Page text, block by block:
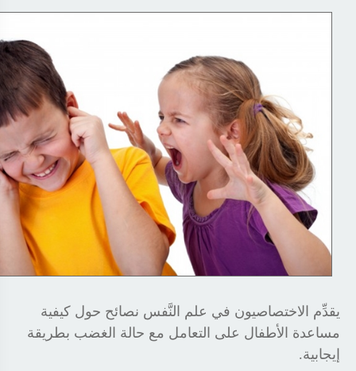
يقدِّم الاختصاصيون في علم النَّفس نصائح حول كيفية
مساعدة الأطفال على التعامل مع حالة الغضب بطريقة
إيجابية.